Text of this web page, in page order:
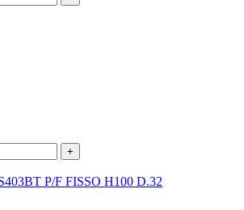
+
P/F FISSO H100 D.32